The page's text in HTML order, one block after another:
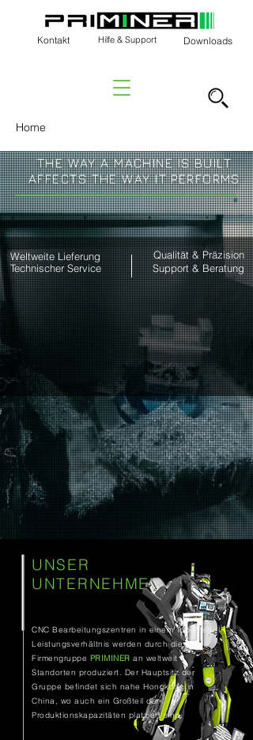
Kontakt Hilfe & Support Downloads
Home
THE WAY A MACHINE IS BUILT
AFFECTS THE WAY IT PERFORMS
Weltweite Lieferung
Technischer Service
Qualität & Präzision
Support & Beratung
UNSER
UNTERNEHMEN
CNC Bearbeitungszentren in einem Top-Preis-
Leistungsverhältnis werden durch die
Firmengruppe PRIMINER an weltweit 4
Standorten produziert. Der Hauptsitz der
Gruppe befindet sich nahe Hongkong in
China, wo auch ein Großteil der
Produktionskapazitäten platziert sind.